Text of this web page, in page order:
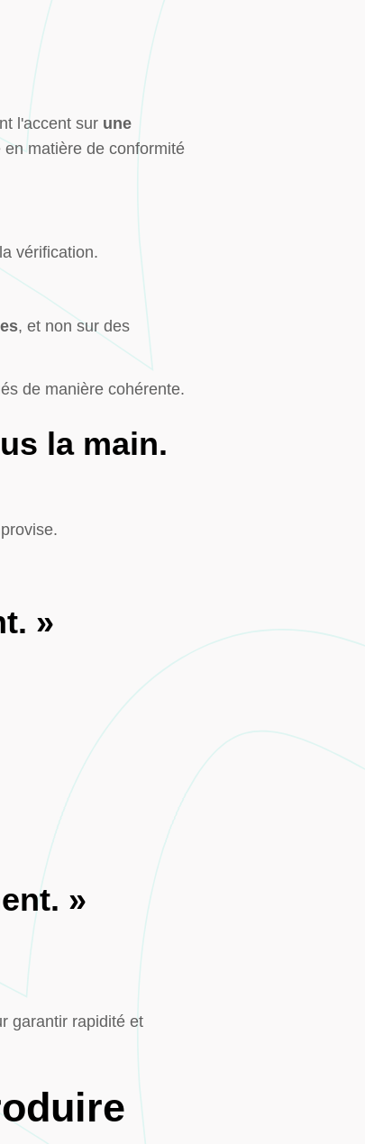
l'accent sur une
matière de conformité
vérification.
, et non sur des
de manière cohérente.
la main.
»
»
garantir rapidité et